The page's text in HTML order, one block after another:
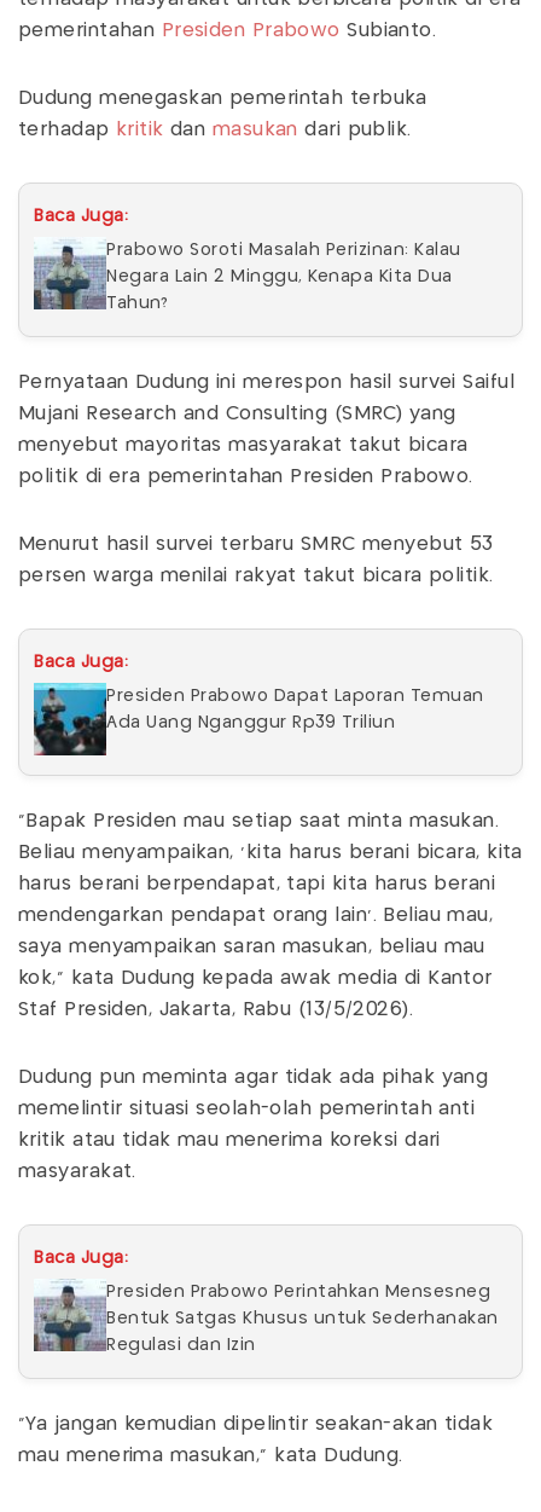
pemerintahan Presiden Prabowo Subianto.
Dudung menegaskan pemerintah terbuka
terhadap
kritik dan masukan dari publik.
Baca Juga:
Prabowo Soroti Masalah Perizinan: Kalau
Negara Lain 2 Minggu, Kenapa Kita Dua
Tahun?
Pernyataan Dudung ini merespon hasil survei Saiful
Mujani Research and Consulting (SMRC) yang
menyebut mayoritas masyarakat takut bicara
politik di era pemerintahan Presiden Prabowo.
Menurut hasil survei terbaru SMRC menyebut 53
persen warga menilai rakyat takut bicara politik.
Baca Juga:
Presiden Prabowo Dapat Laporan Temuan
Ada Uang Nganggur Rp39 Triliun
“Bapak Presiden mau setiap saat minta masukan.
Beliau menyampaikan, 'kita harus berani bicara, kita
harus berani berpendapat, tapi kita harus berani
mendengarkan pendapat orang lain'. Beliau mau,
saya menyampaikan saran masukan, beliau mau
kok,” kata Dudung kepada awak media di Kantor
Staf Presiden, Jakarta, Rabu (13/5/2026).
Dudung pun meminta agar tidak ada pihak yang
memelintir situasi seolah-olah pemerintah anti
kritik atau tidak mau menerima koreksi dari
masyarakat.
Baca Juga:
Presiden Prabowo Perintahkan Mensesneg
Bentuk Satgas Khusus untuk Sederhanakan
Regulasi dan Izin
"Ya jangan kemudian dipelintir seakan-akan tidak
mau menerima masukan," kata Dudung.